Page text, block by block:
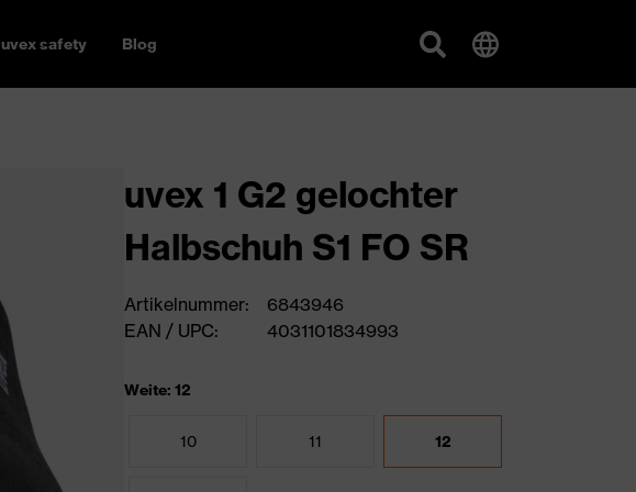
uvex safety Blog
uvex 1 G2 gelochter
Halbschuh S1 FO SR
Artikelnummer:
6843946
EAN / UPC:
4031101834993
Weite: 12
10 11 12